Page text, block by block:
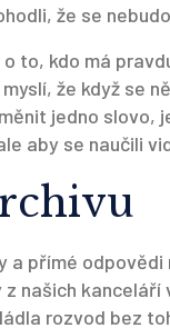
že se
to, kdo má
že když se
jedno slovo,
aby se naučili
přímé odpovědi
našich
rozvod bez